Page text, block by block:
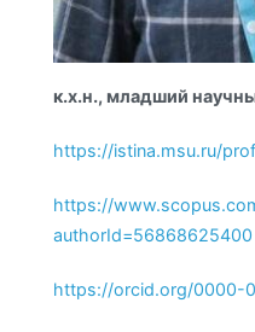
к.х.н., младший
https://istina.msu.ru/
https://
authorId=56868625400
https://orcid.org/0000-